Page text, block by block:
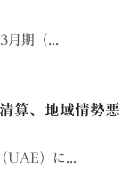
月期（...
算、地域情勢悪
UAE）に...